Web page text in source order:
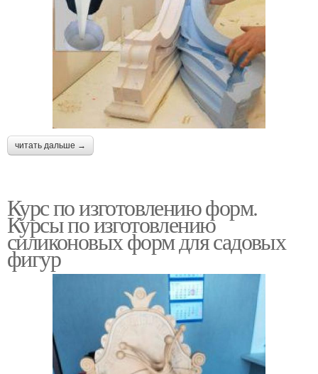
читать дальше →
Курс по изготовлению форм.
Курсы по изготовлению
силиконовых форм для садовых
фигур